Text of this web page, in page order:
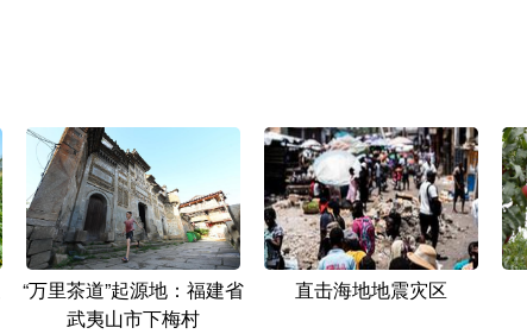
“万里茶道”起源地：福建省
武夷山市下梅村
直击海地地震灾区